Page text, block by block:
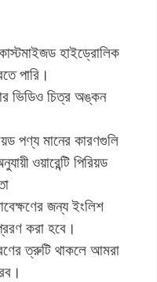
হাইড্রোলিক
পারি।
ভিডিও চিত্র অঙ্কন
পণ্য মানের কারণগুলি
ওয়ারেন্টি পিরিয়ড
জন্য ইংলিশ
করা হবে।
ত্রুটি থাকলে আমরা